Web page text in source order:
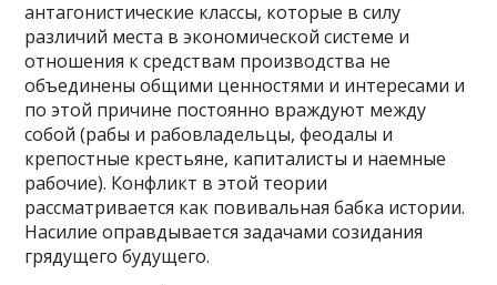
антагонистические классы, которые в силу
различий места в экономической системе и
отношения к средствам производства не
объединены общими ценностями и интересами и
по этой причине постоянно враждуют между
собой (рабы и рабовладельцы, феодалы и
крепостные крестьяне, капиталисты и наемные
рабочие). Конфликт в этой теории
рассматривается как повивальная бабка истории.
Насилие оправдывается задачами созидания
грядущего будущего.